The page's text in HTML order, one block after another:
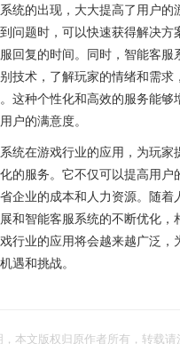
的出现，大大提高了用户的
问题时，可以快速获得解决方
回复的时间。同时，智能客服
技术，了解玩家的情绪和需求
这种个性化和高效的服务能够
户的满意度。
在游戏行业的应用，为玩家
的服务。它不仅可以提高用户
企业的成本和人力资源。随着
和智能客服系统的不断优化，
行业的应用将会越来越广泛，
遇和挑战。
，本文版权归原作者所有，转载请